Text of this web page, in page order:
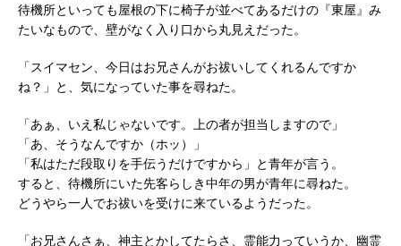
待機所といっても屋根の下に椅子が並べてあるだけの『東屋』み
たいなもので、壁がなく入り口から丸見えだった。
「スイマセン、今日はお兄さんがお祓いしてくれるんですか
ね？」と、気になっていた事を尋ねた。
「あぁ、いえ私じゃないです。上の者が担当しますので」
「あ、そうなんですか（ホッ）」
「私はただ段取りを手伝うだけですから」と青年が言う。
すると、待機所にいた先客らしき中年の男が青年に尋ねた。
どうやら一人でお祓いを受けに来ているようだった。
「お兄さんさぁ、神主とかしてたらさ、霊能力っていうか、幽霊